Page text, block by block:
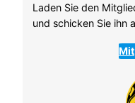
Laden Sie den
und schicken Sie ihn